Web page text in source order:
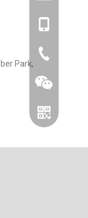
​​Park,
86-